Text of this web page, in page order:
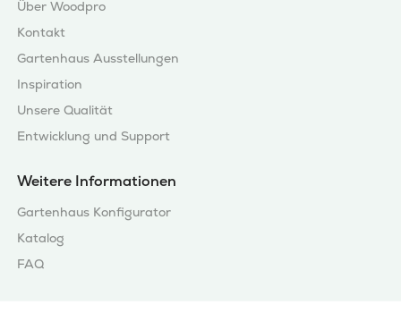
Über Woodpro
Kontakt
Gartenhaus Ausstellungen
Inspiration
Unsere Qualität
Entwicklung und Support
Weitere Informationen
Gartenhaus Konfigurator
Katalog
FAQ